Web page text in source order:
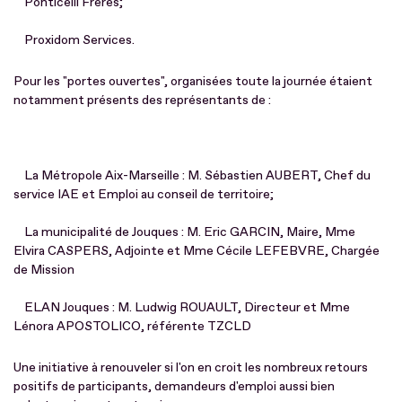
Proxidom Services.
Pour les "portes ouvertes", organisées toute la journée étaient
notamment présents des représentants de :
La Métropole Aix-Marseille : M. Sébastien AUBERT, Chef du
service IAE et Emploi au conseil de territoire;
La municipalité de Jouques : M. Eric GARCIN, Maire, Mme
Elvira CASPERS, Adjointe et Mme Cécile LEFEBVRE, Chargée
de Mission
ELAN Jouques : M. Ludwig ROUAULT, Directeur et Mme
Lénora APOSTOLICO, référente TZCLD
Une initiative à renouveler si l'on en croit les nombreux retours
positifs de participants, demandeurs d'emploi aussi bien